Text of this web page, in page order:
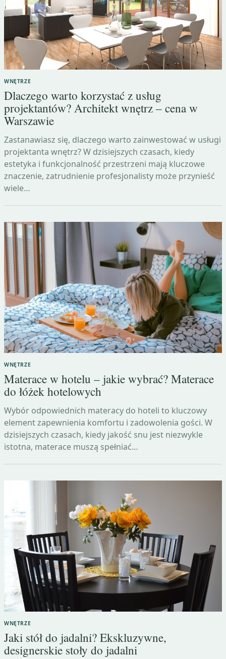
WNĘTRZE
Dlaczego warto korzystać z usług
projektantów? Architekt wnętrz – cena w
Warszawie
Zastanawiasz się, dlaczego warto zainwestować w usługi
projektanta wnętrz? W dzisiejszych czasach, kiedy
estetyka i funkcjonalność przestrzeni mają kluczowe
znaczenie, zatrudnienie profesjonalisty może przynieść
wiele…
WNĘTRZE
Materace w hotelu – jakie wybrać? Materace
do łóżek hotelowych
Wybór odpowiednich materacy do hoteli to kluczowy
element zapewnienia komfortu i zadowolenia gości. W
dzisiejszych czasach, kiedy jakość snu jest niezwykle
istotna, materace muszą spełniać…
WNĘTRZE
Jaki stół do jadalni? Ekskluzywne,
designerskie stoły do jadalni